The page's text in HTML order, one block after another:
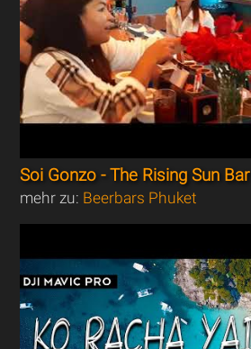
Soi Gonzo - The Rising Sun Bar
mehr zu: Beerbars Phuket